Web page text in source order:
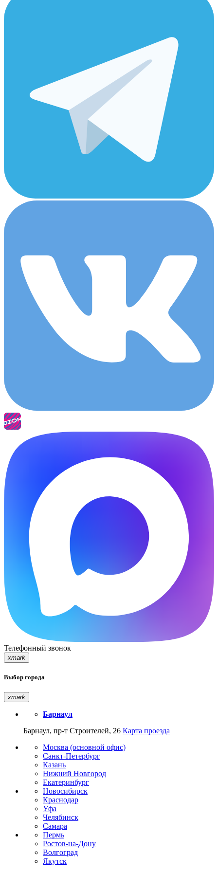
Телефонный звонок
xmark
Выбор города
xmark
Барнаул
Барнаул, пр-т Строителей, 26 Карта проезда
Москва (основной офис)
Санкт-Петербург
Казань
Нижний Новгород
Екатеринбург
Новосибирск
Краснодар
Уфа
Челябинск
Самара
Пермь
Ростов-на-Дону
Волгоград
Якутск